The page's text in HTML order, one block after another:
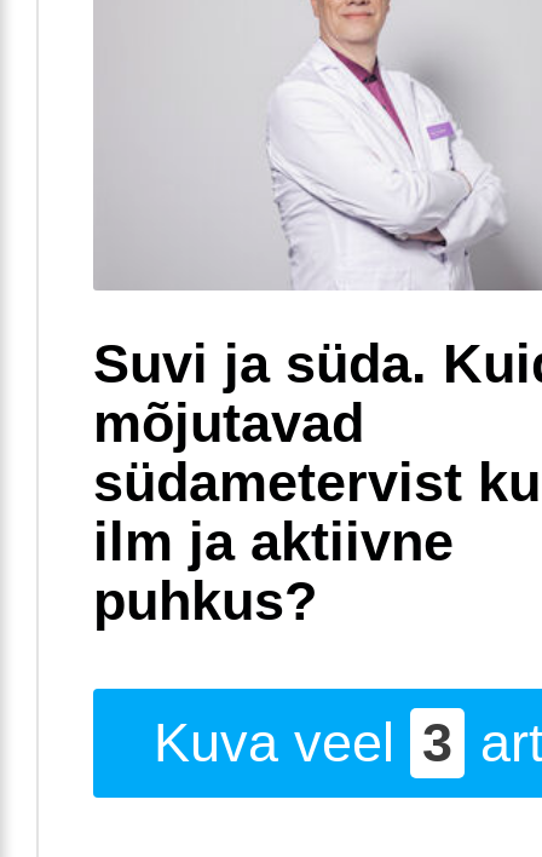
Suvi ja süda.
mõjutavad
südametervist
ilm ja aktiivne
puhkus?
Kuva veel 3